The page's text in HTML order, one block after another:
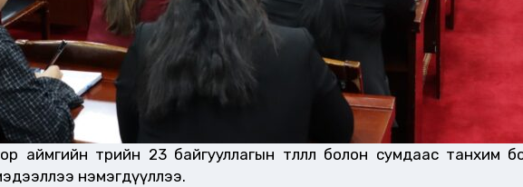
аймгийн төрийн 23 байгууллагын төлөөлөл болон сумдаас
нэмэгдүүллээ.